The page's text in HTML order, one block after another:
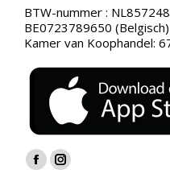
BTW-nummer :
BE0723789650 (Belgisch)
Kamer van Koophandel:
Vind ons op:
FacebookInstagram